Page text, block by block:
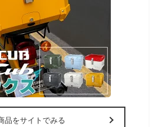
品をサイトでみる